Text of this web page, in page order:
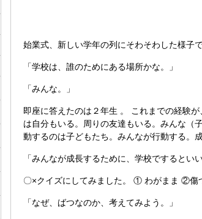
始業式、新しい学年の列にそわそわした様子
「学校は、誰のためにある場所かな。」
「みんな。」
即座に答えたのは２年生 。 これまでの経験
は自分もいる。周りの友達もいる。みんな（
動するのは子どもたち。みんなが行動する。
「みんなが成長するために、学校でするとい
〇×クイズにしてみました。 ① わがまま ②傷
「なぜ、ばつなのか、考えてみよう。」